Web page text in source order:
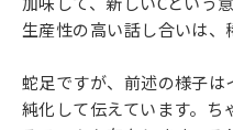
生産性の高い話し合いは、
蛇足ですが、前述の様子
純化して伝えています。ち